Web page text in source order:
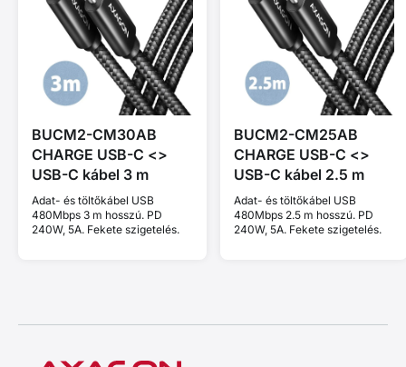
BUCM2-CM30AB
CHARGE USB-C <>
USB-C kábel 3 m
Adat- és töltőkábel USB
480Mbps 3 m hosszú. PD
240W, 5A. Fekete szigetelés.
BUCM2-CM25AB
CHARGE USB-C <>
USB-C kábel 2.5 m
Adat- és töltőkábel USB
480Mbps 2.5 m hosszú. PD
240W, 5A. Fekete szigetelés.